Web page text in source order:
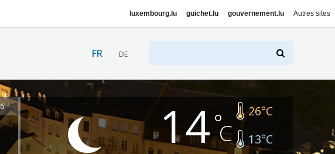
luxembourg.lu guichet.lu gouvernement.lu Autres sites
FR DE
14 26°C
13°C